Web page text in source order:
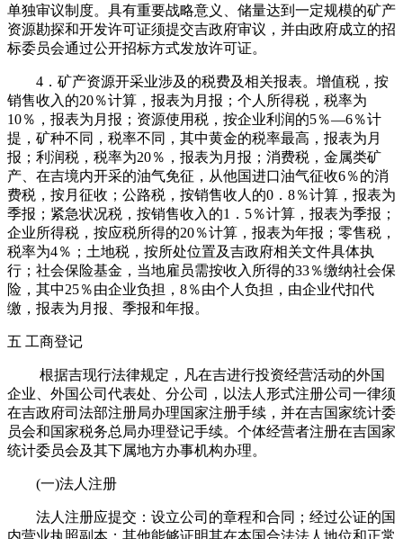
单独审议制度。具有重要战略意义、储量达到一定规模的矿产
资源勘探和开发许可证须提交吉政府审议，并由政府成立的招
标委员会通过公开招标方式发放许可证。
4．矿产资源开采业涉及的税费及相关报表。增值税，按
销售收入的20％计算，报表为月报；个人所得税，税率为
10％，报表为月报；资源使用税，按企业利润的5％—6％计
提，矿种不同，税率不同，其中黄金的税率最高，报表为月
报；利润税，税率为20％，报表为月报；消费税，金属类矿
产、在吉境内开采的油气免征，从他国进口油气征收6％的消
费税，按月征收；公路税，按销售收人的0．8％计算，报表为
季报；紧急状况税，按销售收入的1．5％计算，报表为季报；
企业所得税，按应税所得的20％计算，报表为年报；零售税，
税率为4％；土地税，按所处位置及吉政府相关文件具体执
行；社会保险基金，当地雇员需按收入所得的33％缴纳社会保
险，其中25％由企业负担，8％由个人负担，由企业代扣代
缴，报表为月报、季报和年报。
五 工商登记
根据吉现行法律规定，凡在吉进行投资经营活动的外国
企业、外国公司代表处、分公司，以法人形式注册公司一律须
在吉政府司法部注册局办理国家注册手续，并在吉国家统计委
员会和国家税务总局办理登记手续。个体经营者注册在吉国家
统计委员会及其下属地方办事机构办理。
(一)法人注册
法人注册应提交：设立公司的章程和合同；经过公证的国
内营业执照副本；其他能够证明其在本国合法法人地位和正常